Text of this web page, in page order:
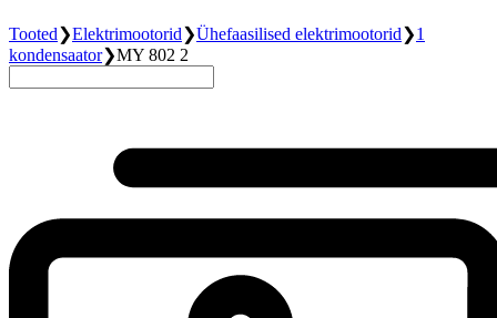
Tooted❯Elektrimootorid❯Ühefaasilised elektrimootorid❯1
kondensaator❯MY 802 2